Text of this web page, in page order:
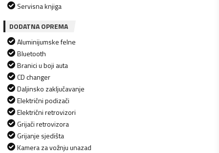
Servisna knjiga
DODATNA OPREMA
Aluminijumske felne
Bluetooth
Branici u boji auta
CD changer
Daljinsko zaključavanje
Električni podizači
Električni retrovizori
Grijači retrovizora
Grijanje sjedišta
Kamera za vožnju unazad